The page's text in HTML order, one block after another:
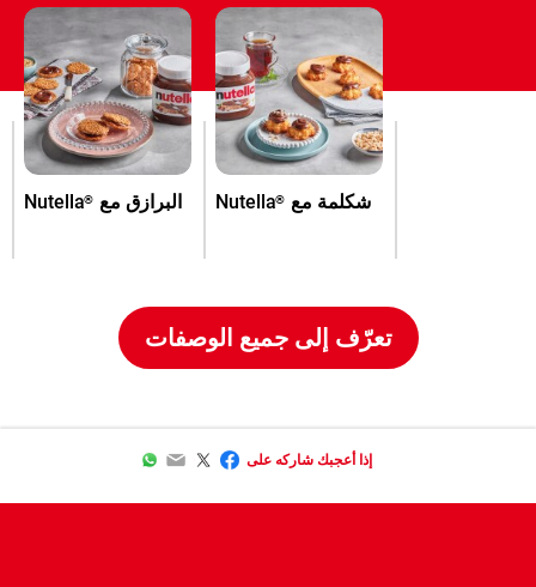
شكلمة مع ®
Nutella البرازق مع ®
Nutella
تعرّف إلى جميع الوصفات
إذا أعجبك شاركه على Facebook
Twitter
Email
WhatsApp